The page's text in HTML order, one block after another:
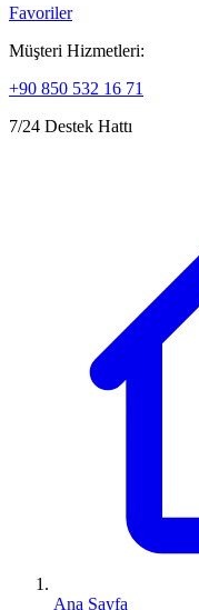
Favoriler
Müşteri Hizmetleri:
+90 850 532 16 71
7/24 Destek Hattı
Ana Sayfa